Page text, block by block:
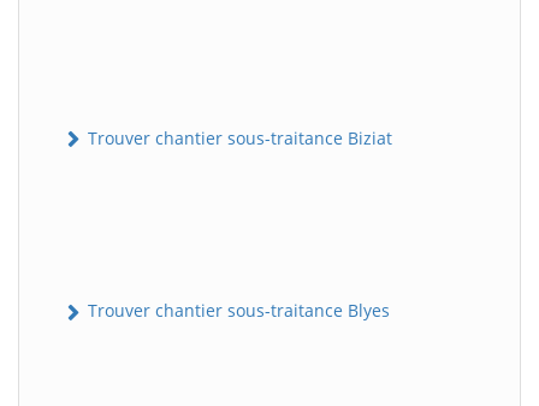
Trouver chantier sous-traitance Biziat
Trouver chantier sous-traitance Blyes